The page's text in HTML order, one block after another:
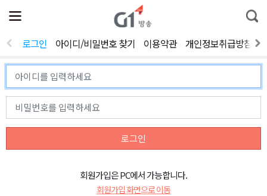
전
체
뉴
열
통
합
색
로그인 아이디/비밀번호 찾기 이용약관 개인정보취급방침
로그인
회원가입은 PC에서 가능합니다.
회원가입 화면으로 이동